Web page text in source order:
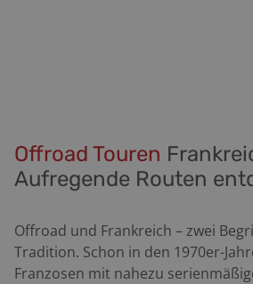
Offroad Touren
Aufregende Routen
Offroad und Frankreich – zwei
Tradition. Schon in den 1970er-
Franzosen mit nahezu